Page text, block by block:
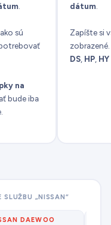
.
sú
na
bude iba
dátum.
Zapíšte si
DS, HP, HY
SLUŽBU „NISSAN“
DAEWOO